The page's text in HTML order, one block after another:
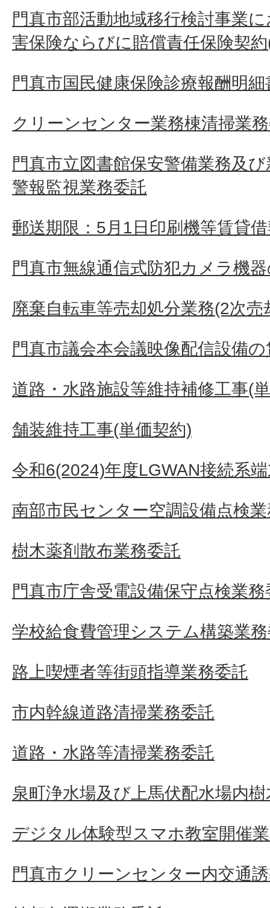
門真市部活動地域移行検討事業
害保険ならびに賠償責任保険契
門真市国民健康保険診療報酬明
クリーンセンター業務棟清掃業
門真市立図書館保安警備業務及
警報監視業務委託
郵送期限：5月1日印刷機等賃貸
門真市無線通信式防犯カメラ機
廃棄自転車等売却処分業務(2次売
門真市議会本会議映像配信設備
道路・水路施設等維持補修工事(
舗装維持工事(単価契約)
令和6(2024)年度LGWAN接続系
南部市民センター空調設備点検
樹木薬剤散布業務委託
門真市庁舎受電設備保守点検業務
学校給食費管理システム構築業
路上喫煙者等街頭指導業務委託
市内幹線道路清掃業務委託
道路・水路等清掃業務委託
泉町浄水場及び上馬伏配水場内
デジタル体験型スマホ教室開催
門真市クリーンセンター内交通